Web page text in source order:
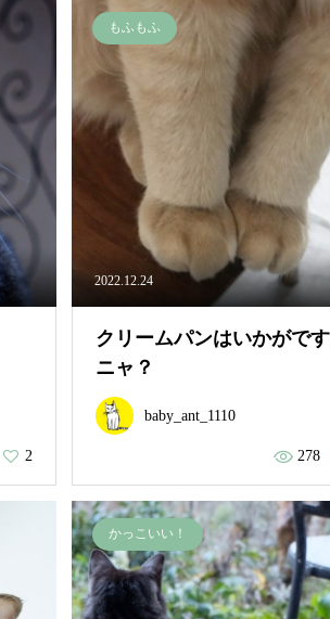
2
2022.12.24
もふもふ
クリームパンはいかがで
ニャ？
baby_ant_1110
278
かっこいい！